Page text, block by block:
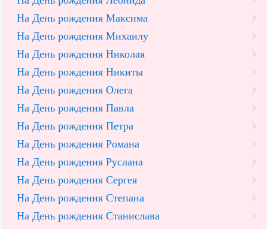
На День рождения Максима
На День рождения Михаилу
На День рождения Николая
На День рождения Никиты
На День рождения Олега
На День рождения Павла
На День рождения Петра
На День рождения Романа
На День рождения Руслана
На День рождения Сергея
На День рождения Степана
На День рождения Станислава